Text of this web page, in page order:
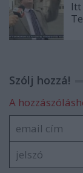
Itt
Szólj hozzá!
A